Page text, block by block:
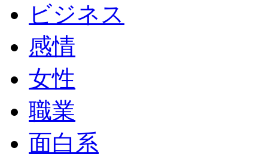
ビジネス
感情
女性
職業
面白系